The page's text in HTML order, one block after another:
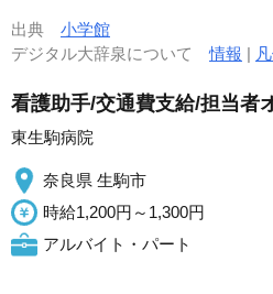
出典 小学館
デジタル大辞泉について情報 |
看護助手/交通費支給/担当者
東生駒病院
奈良県 生駒市
時給1,200円～1,300円
アルバイト・パート